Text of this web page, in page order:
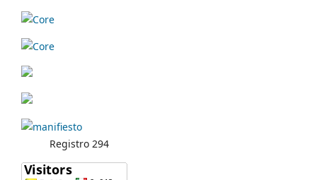
Registro 294